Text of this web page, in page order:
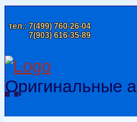
тел.:7(499) 760-26-04
7(903) 616-35-89
Оригинальные